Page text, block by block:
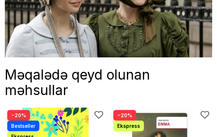
Məqalədə qeyd olunan
məhsullar
−20% −20%